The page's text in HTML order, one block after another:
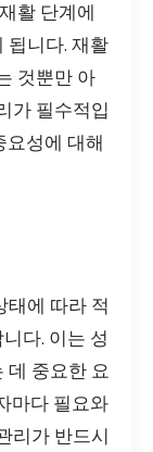
활 단계에
됩니다. 재활
것뿐만 아
가 필수적입
요성에 대해
태에 따라 적
다. 이는 성
데 중요한 요
마다 필요와
리가 반드시